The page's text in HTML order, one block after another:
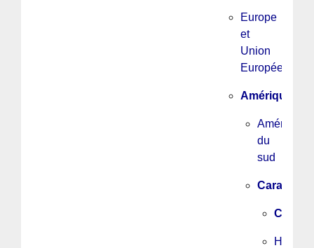
Europe
et
Union
Européenne
Amérique
Amérique
du
sud
Caraïbes
Cuba
Haïti